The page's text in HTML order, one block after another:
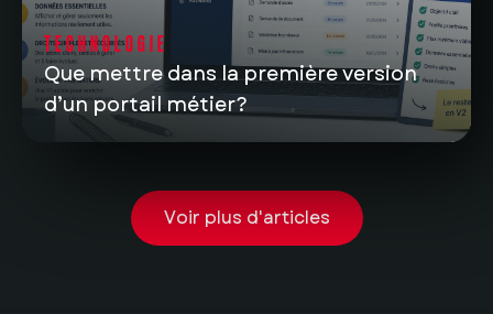
TECHNOLOGIE
Que mettre dans la première version
d’un portail métier?
Voir plus d'articles